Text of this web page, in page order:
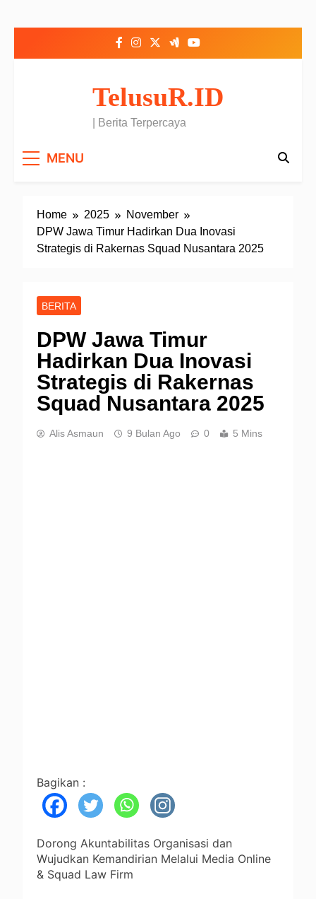
TelusuR.ID
| Berita Terpercaya
MENU
Home 2025
November
DPW Jawa Timur Hadirkan Dua Inovasi
Strategis di Rakernas Squad Nusantara 2025
BERITA
DPW Jawa Timur
Hadirkan Dua Inovasi
Strategis di Rakernas
Squad Nusantara 2025
Alis Asmaun 9 Bulan Ago 0 5 Mins
Bagikan :
Dorong Akuntabilitas Organisasi dan
Wujudkan Kemandirian Melalui Media Online
& Squad Law Firm